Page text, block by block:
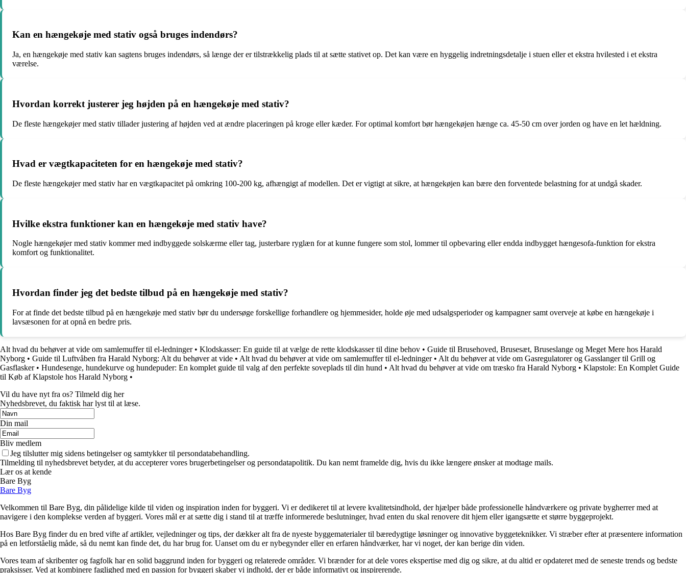
Kan en hængekøje med stativ også bruges indendørs?
Ja, en hængekøje med stativ kan sagtens bruges indendørs, så længe der er tilstrækkelig plads til at sætte stativet op. Det kan være en hyggelig indretningsdetalje i stuen eller et ekstra hvilested i et ekstra
værelse.
Hvordan korrekt justerer jeg højden på en hængekøje med stativ?
De fleste hængekøjer med stativ tillader justering af højden ved at ændre placeringen på kroge eller kæder. For optimal komfort bør hængekøjen hænge ca. 45-50 cm over jorden og have en let hældning.
Hvad er vægtkapaciteten for en hængekøje med stativ?
De fleste hængekøjer med stativ har en vægtkapacitet på omkring 100-200 kg, afhængigt af modellen. Det er vigtigt at sikre, at hængekøjen kan bære den forventede belastning for at undgå skader.
Hvilke ekstra funktioner kan en hængekøje med stativ have?
Nogle hængekøjer med stativ kommer med indbyggede solskærme eller tag, justerbare ryglæn for at kunne fungere som stol, lommer til opbevaring eller endda indbygget hængesofa-funktion for ekstra
komfort og funktionalitet.
Hvordan finder jeg det bedste tilbud på en hængekøje med stativ?
For at finde det bedste tilbud på en hængekøje med stativ bør du undersøge forskellige forhandlere og hjemmesider, holde øje med udsalgsperioder og kampagner samt overveje at købe en hængekøje i
lavsæsonen for at opnå en bedre pris.
Alt hvad du behøver at vide om samlemuffer til el-ledninger• Klodskasser: En guide til at vælge de rette klodskasser til dine behov • Guide til Brusehoved, Brusesæt, Bruseslange og Meget Mere hos Harald
Nyborg • Guide til Luftvåben fra Harald Nyborg: Alt du behøver at vide • Alt hvad du behøver at vide om samlemuffer til el-ledninger• Alt du behøver at vide om Gasregulatorer og Gasslanger til Grill og
Gasflasker• Hundesenge, hundekurve og hundepuder: En komplet guide til valg af den perfekte soveplads til din hund • Alt hvad du behøver at vide om træsko fra Harald Nyborg • Klapstole: En Komplet Guide
til Køb af Klapstole hos Harald Nyborg •
Vil du have nyt fra os? Tilmeld dig her
Nyhedsbrevet, du faktisk har lyst til at læse.
Din mail
Bliv medlem
Jeg tilslutter mig sidens betingelser og samtykker til persondatabehandling.
Tilmelding til nyhedsbrevet betyder, at du accepterer vores brugerbetingelser og persondatapolitik. Du kan nemt framelde dig, hvis du ikke længere ønsker at modtage mails.
Lær os at kende
Bare Byg
Bare Byg
Velkommen til Bare Byg, din pålidelige kilde til viden og inspiration inden for byggeri. Vi er dedikeret til at levere kvalitetsindhold, der hjælper både professionelle håndværkere og private bygherrer med at
navigere i den komplekse verden af byggeri. Vores mål er at sætte dig i stand til at træffe informerede beslutninger, hvad enten du skal renovere dit hjem eller igangsætte et større byggeprojekt.
Hos Bare Byg finder du en bred vifte af artikler, vejledninger og tips, der dækker alt fra de nyeste byggematerialer til bæredygtige løsninger og innovative byggeteknikker. Vi stræber efter at præsentere information
på en letforståelig måde, så du nemt kan finde det, du har brug for. Uanset om du er nybegynder eller en erfaren håndværker, har vi noget, der kan berige din viden.
Vores team af skribenter og fagfolk har en solid baggrund inden for byggeri og relaterede områder. Vi brænder for at dele vores ekspertise med dig og sikre, at du altid er opdateret med de seneste trends og bedste
praksisser. Ved at kombinere faglighed med en passion for byggeri skaber vi indhold, der er både informativt og inspirerende.